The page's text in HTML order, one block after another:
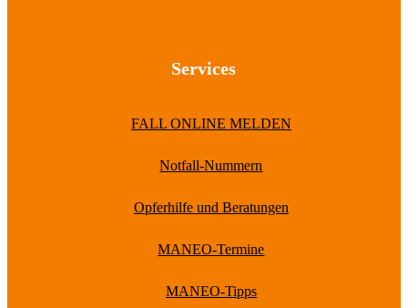
Services
FALL ONLINE MELDEN
Notfall-Nummern
Opferhilfe und Beratungen
MANEO-Termine
MANEO-Tipps